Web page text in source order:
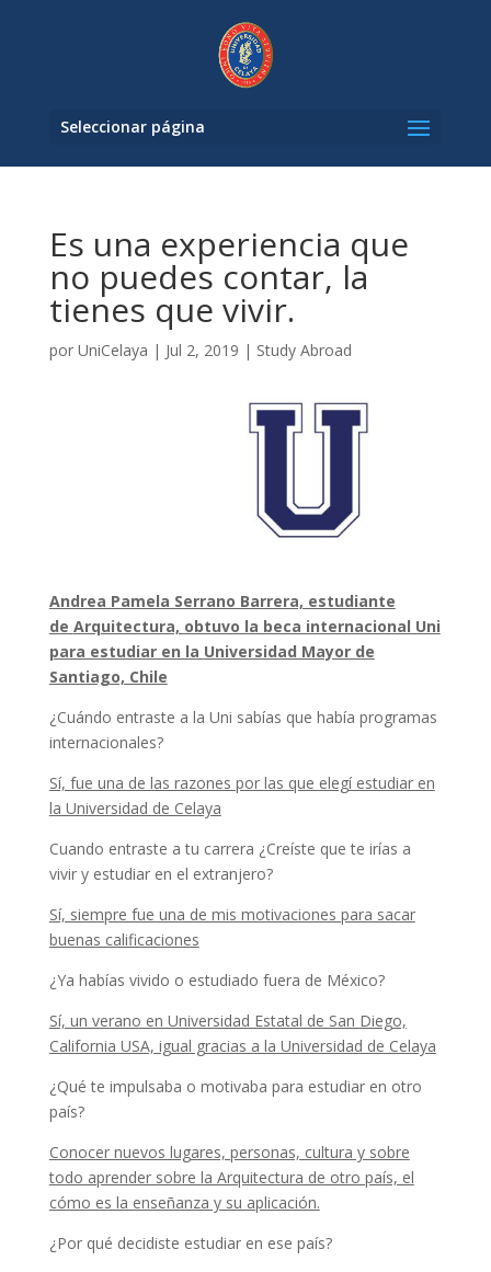
Seleccionar página
Es una experiencia que
no puedes contar, la
tienes que vivir.
por UniCelaya | Jul 2, 2019 | Study Abroad
Andrea Pamela Serrano Barrera, estudiante
de Arquitectura, obtuvo la beca internacional Uni
para estudiar en la Universidad Mayor de
Santiago, Chile
¿Cuándo entraste a la Uni sabías que había programas
internacionales?
Sí, fue una de las razones por las que elegí estudiar en
la Universidad de Celaya
Cuando entraste a tu carrera ¿Creíste que te irías a
vivir y estudiar en el extranjero?
Sí, siempre fue una de mis motivaciones para sacar
buenas calificaciones
¿Ya habías vivido o estudiado fuera de México?
Sí, un verano en Universidad Estatal de San Diego,
California USA, igual gracias a la Universidad de Celaya
¿Qué te impulsaba o motivaba para estudiar en otro
país?
Conocer nuevos lugares, personas, cultura y sobre
todo aprender sobre la Arquitectura de otro país, el
cómo es la enseñanza y su aplicación.
¿Por qué decidiste estudiar en ese país?